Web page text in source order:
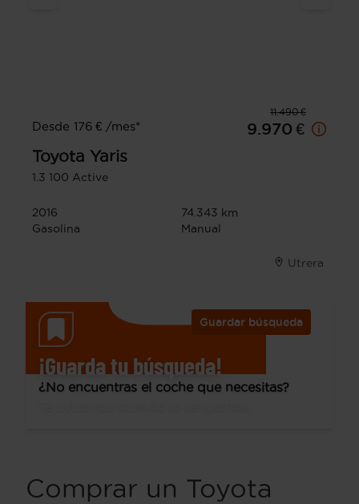
11.490 €
Desde 176 € /mes*
9.970 €
Toyota Yaris
1.3 100 Active
2016
74.343 km
Gasolina
Manual
Utrera
Guardar búsqueda
¡Guarda tu búsqueda!
¿No encuentras el coche que necesitas?
Comprar un Toyota